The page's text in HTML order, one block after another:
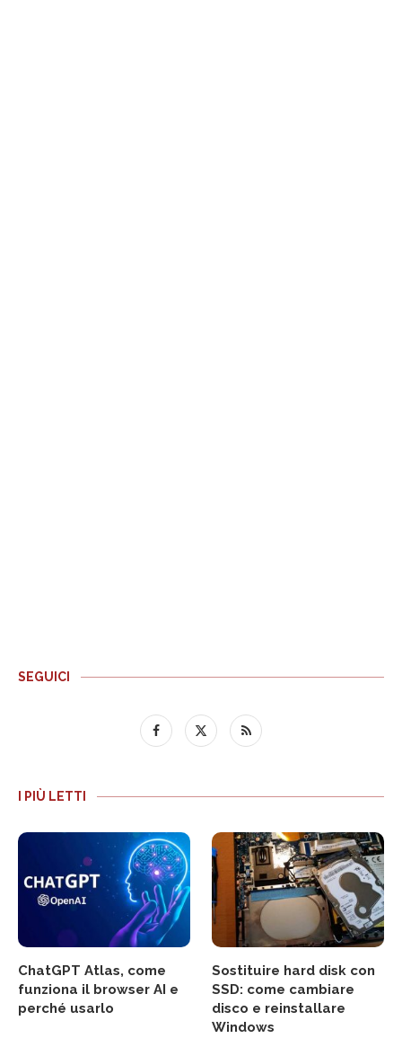
SEGUICI
I PIÙ LETTI
ChatGPT Atlas, come
funziona il browser AI e
perché usarlo
Sostituire hard disk con
SSD: come cambiare
disco e reinstallare
Windows